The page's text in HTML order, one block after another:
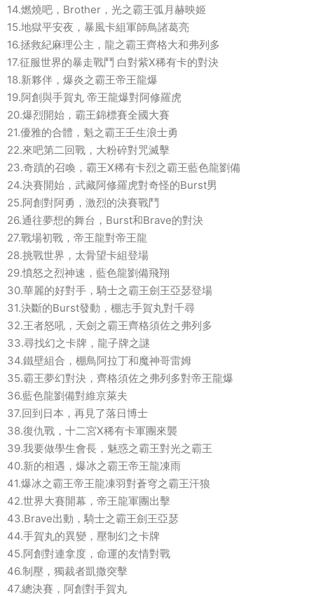
14.燃燒吧，Brother，光之霸王弧月赫映姬
15.地獄平安夜，暴風卡組軍師鳥諸葛亮
16.拯救紀麻理公主，龍之霸王齊格大和弗列多
17.征服世界的暴走戰鬥 白對紫X稀有卡的對決
18.新夥伴，爆炎之霸王帝王龍爆
19.阿創與手賀丸 帝王龍爆對阿修羅虎
20.爆烈開始，霸王錦標賽全國大賽
21.優雅的合體，魁之霸王壬生浪士勇
22.來吧第二回戰，大粉碎對咒滅擊
23.奇蹟的召喚，霸王X稀有卡烈之霸王藍色龍劉備
24.決賽開始，武藏阿修羅虎對奇怪的Burst男
25.阿創對阿勇，激烈的決賽戰鬥
26.通往夢想的舞台，Burst和Brave的對決
27.戰場初戰，帝王龍對帝王龍
28.挑戰世界，太骨望卡組登場
29.憤怒之烈神速，藍色龍劉備飛翔
30.華麗的好對手，騎士之霸王劍王亞瑟登場
31.決斷的Burst發動，棚志手賀丸對千尋
32.王者怒吼，天劍之霸王齊格須佐之弗列多
33.尋找幻之卡牌，龍子牌之謎
34.鐵壁組合，棚鳥阿拉丁和魔神哥雷姆
35.霸王夢幻對決，齊格須佐之弗列多對帝王龍爆
36.藍色龍劉備對維京萊夫
37.回到日本，再見了落日博士
38.復仇戰，十二宮X稀有卡軍團來襲
39.我要做學生會長，魅惑之霸王對光之霸王
40.新的相遇，爆冰之霸王帝王龍凍雨
41.爆冰之霸王帝王龍凍羽對蒼穹之霸王汗狼
42.世界大賽開幕，帝王龍軍團出擊
43.Brave出動，騎士之霸王劍王亞瑟
44.手賀丸的異變，壓制幻之卡牌
45.阿創對連拿度，命運的友情對戰
46.制壓，獨裁者凱撒突擊
47.總決賽，阿創對手賀丸